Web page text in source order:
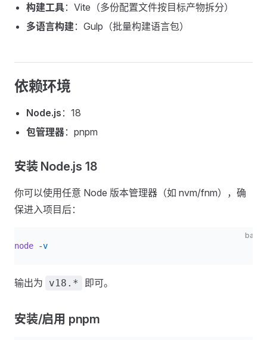
构建工具：Vite（多份配置文件按目标产物拆分）
多语言构建：Gulp（批量构建语言包）
依赖环境
Node.js ：18
包管理器：pnpm
安装 Node.js 18
你可以使用任意 Node 版本管理器（如 nvm/fnm），确
保进入项目后：
bash
node -v
输出为 v18.* 即可。
安装/启用 pnpm